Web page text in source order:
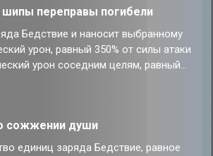
каждой волны наносит всем
урон, равный 200% от силы атаки
на обычном противнике побеждает
техники не расходуется, если эта
переправы погибели
Бедствие и наносит выбранному
урон, равный 350% от силы атаки
урон соседним целям, равный
Каосланы.
сожжении души
единиц заряда Бедствие, равное